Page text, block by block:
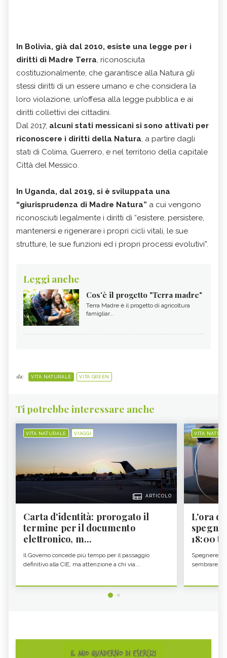
In Bolivia, già dal 2010, esiste una legge per i
diritti di Madre Terra, riconosciuta
costituzionalmente, che garantisce alla Natura gli
stessi diritti di un essere umano e che considera la
loro violazione, un’offesa alla legge pubblica e ai
diritti collettivi dei cittadini.
Dal 2017, alcuni stati messicani si sono attivati per
riconoscere i diritti della Natura, a partire dagli
stati di Colima, Guerrero, e nel territorio della capitale
Città del Messico.
In Uganda, dal 2019, si è sviluppata una
“giurisprudenza di Madre Natura” a cui vengono
riconosciuti legalmente i diritti di “esistere, persistere,
mantenersi e rigenerare i propri cicli vitali, le sue
strutture, le sue funzioni ed i propri processi evolutivi”.
Leggi anche
Cos'è il progetto "Terra madre"
Terra Madre è il progetto di agricoltura
famigliar...
da: VITA NATURALE VITA GREEN
Ti potrebbe interessare anche
VITA NATURALE VIAGGI
ARTICOLO
Carta d'identità: prorogato il
termine per il documento
elettronico, m...
Il Governo concede più tempo per il passaggio
definitivo alla CIE, ma attenzione a chi via...
VITA
L'ora
18:00 ti
Spegnere lo
sembrare